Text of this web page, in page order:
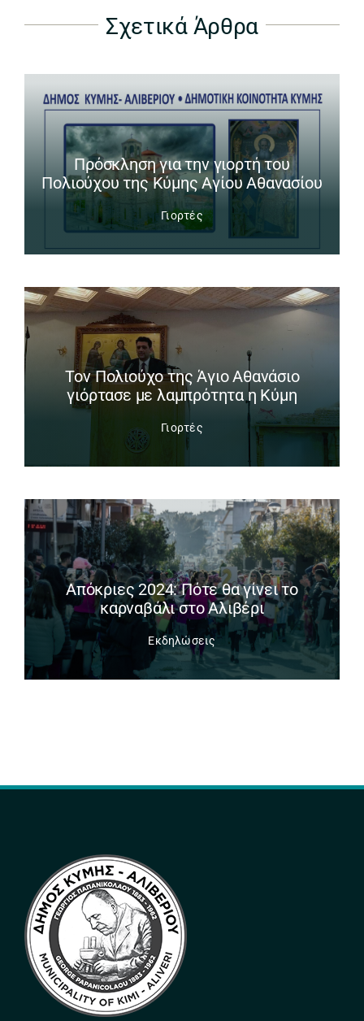
Σχετικά Άρθρα
Πρόσκληση για την γιορτή του
Πολιούχου της Κύμης Αγίου Αθανασίου
Γιορτές
Tον Πολιούχο της Άγιο Αθανάσιο
γιόρτασε με λαμπρότητα η Κύμη
Γιορτές
Απόκριες 2024: Πότε θα γίνει το
καρναβάλι στο Αλιβέρι
Εκδηλώσεις